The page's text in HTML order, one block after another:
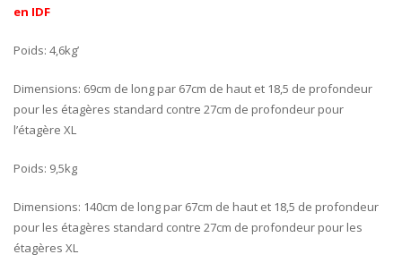
en IDF
Poids: 4,6kg’
Dimensions: 69cm de long par 67cm de haut et 18,5 de profondeur
pour les étagères standard contre 27cm de profondeur pour
l’étagère XL
Poids: 9,5kg
Dimensions: 140cm de long par 67cm de haut et 18,5 de profondeur
pour les étagères standard contre 27cm de profondeur pour les
étagères XL